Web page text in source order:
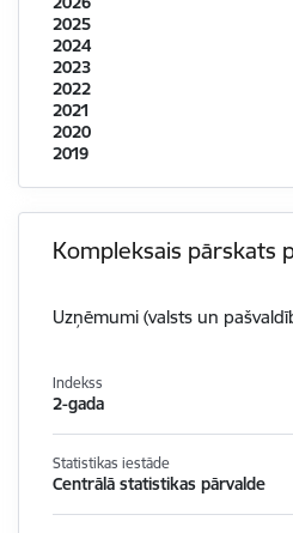
2025
2024
2023
2022
2021
2020
2019
Kompleksais pārskats
Uzņēmumi (valsts un
Indekss
2-gada
Statistikas iestāde
Centrālā statistikas pārvalde